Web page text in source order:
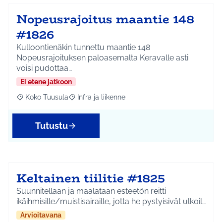
Nopeusrajoitus maantie 148
#1826
Kulloontienäkin tunnettu maantie 148
Nopeusrajoituksen paloasemalta Keravalle asti
voisi pudottaa…
Ei etene jatkoon
Rajaa tulokset aihepiirin mukaan: Koko Tuusula
Koko Tuusula Rajaa tulokset teeman mukaan: Infra ja liikenne
Infra ja liikenne
Tutustu
Keltainen tiilitie #1825
Suunnitellaan ja maalataan esteetön reitti
ikäihmisille/muistisairaille, jotta he pystyisivät ulkoil…
Arvioitavana